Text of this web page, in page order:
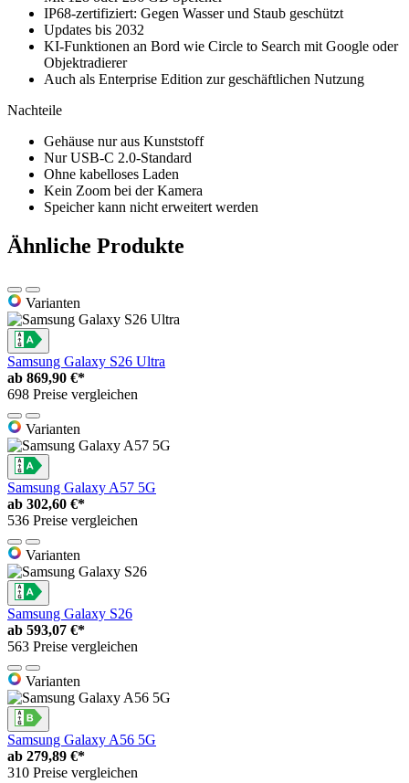
IP68-zertifiziert: Gegen Wasser und Staub geschützt
Updates bis 2032
KI-Funktionen an Bord wie Circle to Search mit Google oder
Objektradierer
Auch als Enterprise Edition zur geschäftlichen Nutzung
Nachteile
Gehäuse nur aus Kunststoff
Nur USB-C 2.0-Standard
Ohne kabelloses Laden
Kein Zoom bei der Kamera
Speicher kann nicht erweitert werden
Ähnliche Produkte
Varianten
Samsung Galaxy S26 Ultra
ab 869,90 €*
698 Preise vergleichen
Varianten
Samsung Galaxy A57 5G
ab 302,60 €*
536 Preise vergleichen
Varianten
Samsung Galaxy S26
ab 593,07 €*
563 Preise vergleichen
Varianten
Samsung Galaxy A56 5G
ab 279,89 €*
310 Preise vergleichen